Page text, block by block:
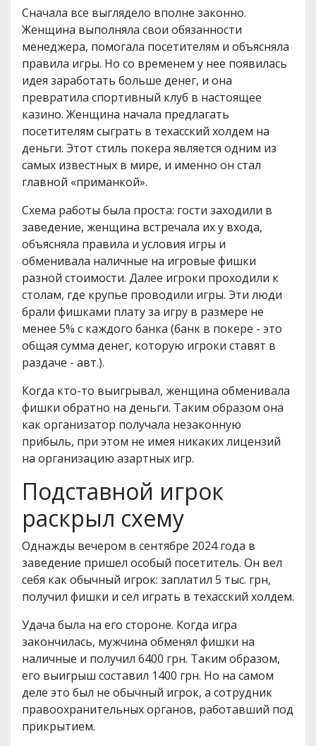
Сначала все выглядело вполне законно.
Женщина выполняла свои обязанности
менеджера, помогала посетителям и объясняла
правила игры. Но со временем у нее появилась
идея заработать больше денег, и она
превратила спортивный клуб в настоящее
казино. Женщина начала предлагать
посетителям сыграть в техасский холдем на
деньги. Этот стиль покера является одним из
самых известных в мире, и именно он стал
главной «приманкой».
Схема работы была проста: гости заходили в
заведение, женщина встречала их у входа,
объясняла правила и условия игры и
обменивала наличные на игровые фишки
разной стоимости. Далее игроки проходили к
столам, где крупье проводили игры. Эти люди
брали фишками плату за игру в размере не
менее 5% с каждого банка (банк в покере - это
общая сумма денег, которую игроки ставят в
раздаче - авт.).
Когда кто-то выигрывал, женщина обменивала
фишки обратно на деньги. Таким образом она
как организатор получала незаконную
прибыль, при этом не имея никаких лицензий
на организацию азартных игр.
Подставной игрок
раскрыл схему
Однажды вечером в сентябре 2024 года в
заведение пришел особый посетитель. Он вел
себя как обычный игрок: заплатил 5 тыс. грн,
получил фишки и сел играть в техасский холдем.
Удача была на его стороне. Когда игра
закончилась, мужчина обменял фишки на
наличные и получил 6400 грн. Таким образом,
его выигрыш составил 1400 грн. Но на самом
деле это был не обычный игрок, а сотрудник
правоохранительных органов, работавший под
прикрытием.